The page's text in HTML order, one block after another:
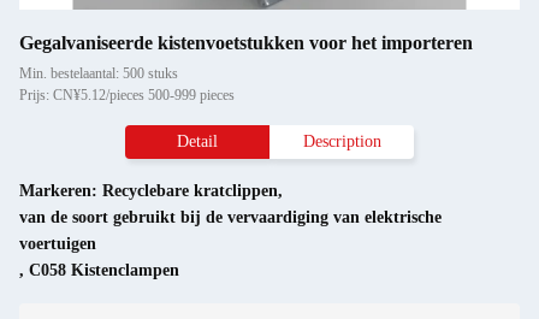
Gegalvaniseerde kistenvoetstukken voor het importeren
Min. bestelaantal: 500 stuks
Prijs: CN¥5.12/pieces 500-999 pieces
Detail Description
Markeren: Recyclebare kratclippen,
van de soort gebruikt bij de vervaardiging van elektrische
voertuigen
, C058 Kistenclampen